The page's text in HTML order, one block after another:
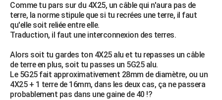
Comme tu pars sur du 4X25, un câble qui n'aura pas de
terre, la norme stipule que si tu recrées une terre, il faut
qu'elle soit reliée entre elle.
Traduction, il faut une interconnexion des terres.
Alors soit tu gardes ton 4X25 alu et tu repasses un câble
de terre en plus, soit tu passes un 5G25 alu.
Le 5G25 fait approximativement 28mm de diamètre, ou un
4X25 + 1 terre de 16mm, dans les deux cas, ça ne passera
probablement pas dans une gaine de 40 !?